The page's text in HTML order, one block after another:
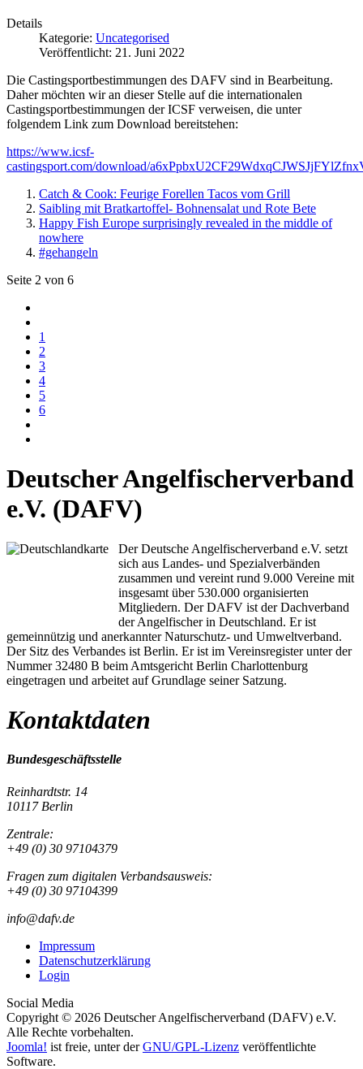
Details
Kategorie: Uncategorised
Veröffentlicht: 21. Juni 2022
Die Castingsportbestimmungen des DAFV sind in Bearbeitung.
Daher möchten wir an dieser Stelle auf die internationalen
Castingsportbestimmungen der ICSF verweisen, die unter
folgendem Link zum Download bereitstehen:
https://www.icsf-
castingsport.com/download/
Catch & Cook: Feurige Forellen Tacos vom Grill
Saibling mit Bratkartoffel- Bohnensalat und Rote Bete
Happy Fish Europe surprisingly revealed in the middle of
nowhere
#gehangeln
Seite 2 von 6
1
2
3
4
5
6
Deutscher Angelfischerverband
e.V. (DAFV)
Der Deutsche Angelfischerverband e.V. setzt
sich aus Landes- und Spezialverbänden
zusammen und vereint rund 9.000 Vereine mit
insgesamt über 530.000 organisierten
Mitgliedern. Der DAFV ist der Dachverband
der Angelfischer in Deutschland. Er ist
gemeinnützig und anerkannter Naturschutz- und Umweltverband.
Der Sitz des Verbandes ist Berlin. Er ist im Vereinsregister unter der
Nummer 32480 B beim Amtsgericht Berlin Charlottenburg
eingetragen und arbeitet auf Grundlage seiner Satzung.
Kontaktdaten
Bundesgeschäftsstelle
Reinhardtstr. 14
10117 Berlin
Zentrale:
+49 (0) 30 97104379
Fragen zum digitalen Verbandsausweis:
+49 (0) 30 97104399
info@dafv.de
Impressum
Datenschutzerklärung
Login
Social Media
Copyright © 2026 Deutscher Angelfischerverband (DAFV) e.V.
Alle Rechte vorbehalten.
Joomla! ist freie, unter derGNU/GPL-Lizenz veröffentlichte
Software.